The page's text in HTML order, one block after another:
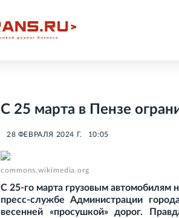
С 25 марта в Пензе
28 ФЕВРАЛЯ 2024 Г. 10:05
commons.wikimedia.org
С 25-го марта грузовым автомобилям
пресс-службе Администрации
весенней «просушкой» дорог.